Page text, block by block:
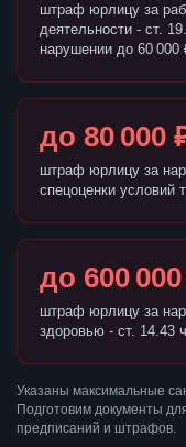
штраф юрлицу за
деятельности - ст.
нарушении до 60 000
до 80 000
штраф юрлицу за
спецоценки
до 600
штраф юрлицу за
здоровью - ст. 14.43
Указаны максимальные
Подготовим документы
предписаний и штрафов.